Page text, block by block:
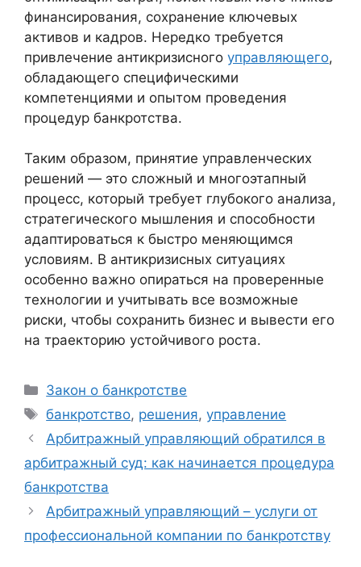
финансирования, сохранение ключевых
активов и кадров. Нередко требуется
привлечение антикризисного управляющего,
обладающего специфическими
компетенциями и опытом проведения
процедур банкротства.
Таким образом, принятие управленческих
решений — это сложный и многоэтапный
процесс, который требует глубокого анализа,
стратегического мышления и способности
адаптироваться к быстро меняющимся
условиям. В антикризисных ситуациях
особенно важно опираться на проверенные
технологии и учитывать все возможные
риски, чтобы сохранить бизнес и вывести его
на траекторию устойчивого роста.
Рубрики
Закон о банкротстве
Метки
банкротство, решения,управление
Арбитражный управляющий обратился в
арбитражный суд: как начинается процедура
банкротства
Арбитражный управляющий – услуги от
профессиональной компании по банкротству